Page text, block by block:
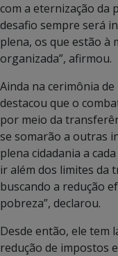
com a eternização da
desafio sempre será
plena, os que estão à
organizada”, afirmou.
Ainda na cerimônia de
destacou que o
por meio da
se somarão a outras
plena cidadania a
ir além dos limites da
buscando a redução
pobreza”, declarou.
Desde então, ele tem
redução de impostos